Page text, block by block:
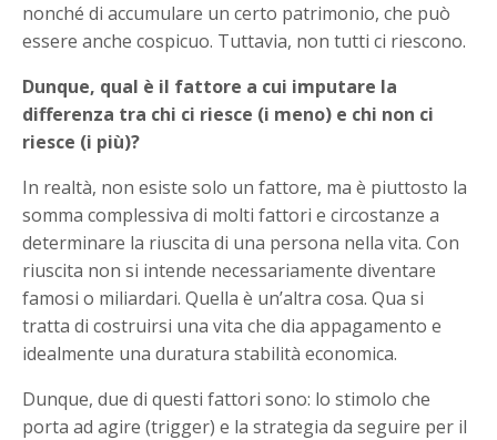
nonché di accumulare un certo patrimonio, che può
essere anche cospicuo. Tuttavia, non tutti ci riescono.
Dunque, qual è il fattore a cui imputare la
differenza tra chi ci riesce (i meno) e chi non ci
riesce (i più)?
In realtà, non esiste solo un fattore, ma è piuttosto la
somma complessiva di molti fattori e circostanze a
determinare la riuscita di una persona nella vita. Con
riuscita non si intende necessariamente diventare
famosi o miliardari. Quella è un’altra cosa. Qua si
tratta di costruirsi una vita che dia appagamento e
idealmente una duratura stabilità economica.
Dunque, due di questi fattori sono: lo stimolo che
porta ad agire (trigger) e la strategia da seguire per il